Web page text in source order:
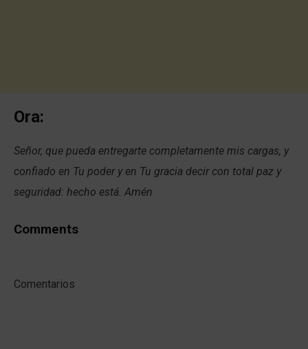
Ora:
Señor, que pueda entregarte completamente mis cargas, y
confiado en Tu poder y en Tu gracia decir con total paz y
seguridad: hecho está. Amén
Comments
Comentarios